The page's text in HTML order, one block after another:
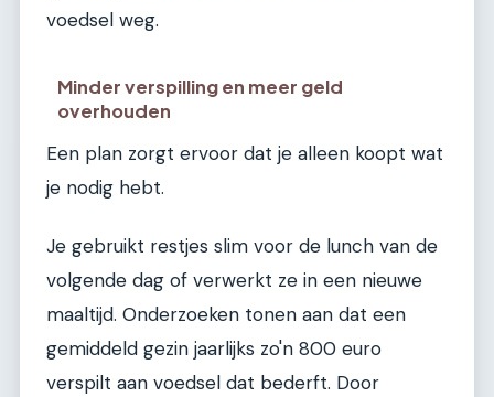
voedsel weg.
Minder verspilling en meer geld
overhouden
Een plan zorgt ervoor dat je alleen koopt wat
je nodig hebt.
Je gebruikt restjes slim voor de lunch van de
volgende dag of verwerkt ze in een nieuwe
maaltijd. Onderzoeken tonen aan dat een
gemiddeld gezin jaarlijks zo'n 800 euro
verspilt aan voedsel dat bederft. Door